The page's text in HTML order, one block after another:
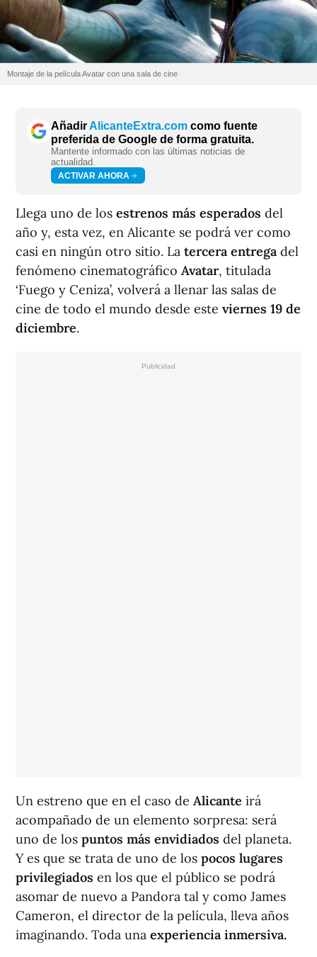
Montaje de la película Avatar con una sala de cine
AñadirAlicanteExtra.com como fuente
preferida de Google de forma gratuita.
Mantente informado con las últimas noticias de
actualidad.
ACTIVAR AHORA
Llega uno de los estrenos más esperados del
año y, esta vez, en Alicante se podrá ver como
casi en ningún otro sitio. La tercera entrega del
fenómeno cinematográfico Avatar, titulada
‘Fuego y Ceniza’, volverá a llenar las salas de
cine de todo el mundo desde este viernes 19 de
diciembre.
Un estreno que en el caso de Alicante irá
acompañado de un elemento sorpresa: será
uno de los puntos más envidiados del planeta.
Y es que se trata de uno de los pocos lugares
privilegiados en los que el público se podrá
asomar de nuevo a Pandora tal y como James
Cameron, el director de la película, lleva años
imaginando. Toda una experiencia inmersiva.